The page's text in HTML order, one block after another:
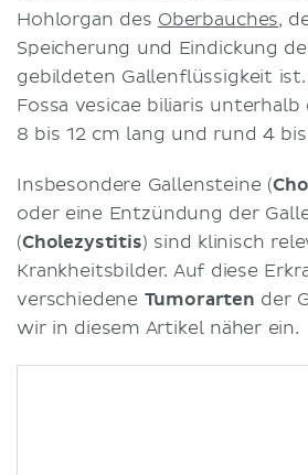
Hohlorgan des Oberbauches,
Speicherung und Eindickung
gebildeten Gallenflüssigkeit
Fossa vesicae biliaris unterhalb
8 bis 12 cm lang und rund 4
Insbesondere Gallensteine (
oder eine Entzündung der
(Cholezystitis) sind klinisch
Krankheitsbilder. Auf diese
verschiedene Tumorarten der
wir in diesem Artikel näher ein.